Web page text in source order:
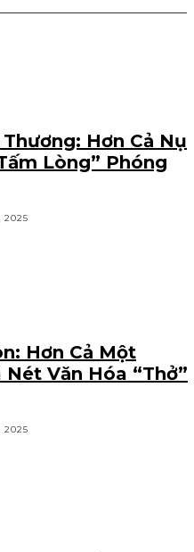
Hơn Cả Nụ
Lòng” Phóng
2025
Hơn Cả Một
Văn Hóa “Thở”
2025